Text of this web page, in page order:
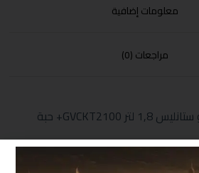
معلومات إضافية
مراجعات (0)
غلاية جي في سي برو ستانليس 1,8 لتر GVCKT2100+ حبة